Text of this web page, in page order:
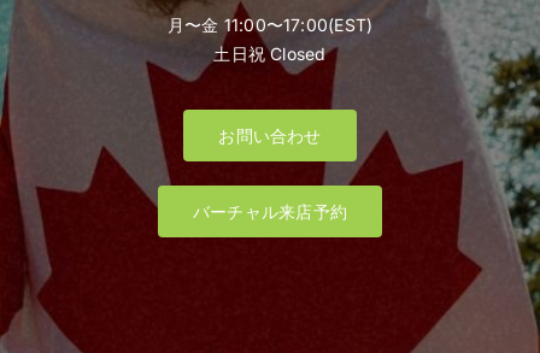
月〜金 11:00〜17:00(EST)
土日祝 Closed
お問い合わせ
バーチャル来店予約